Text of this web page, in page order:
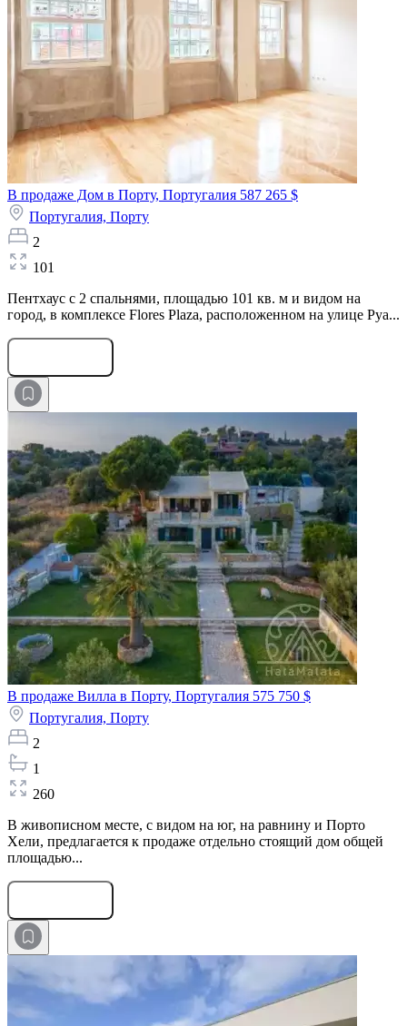
В продаже Дом в Порту, Португалия 587 265 $
Португалия, Порту
2
101
Пентхаус с 2 спальнями, площадью 101 кв. м и видом на
город, в комплексе Flores Plaza, расположенном на улице Руа...
В продаже Вилла в Порту, Португалия 575 750 $
Португалия, Порту
2
1
260
В живописном месте, с видом на юг, на равнину и Порто
Хели, предлагается к продаже отдельно стоящий дом общей
площадью...